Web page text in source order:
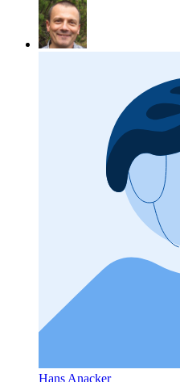
Hans Anacker